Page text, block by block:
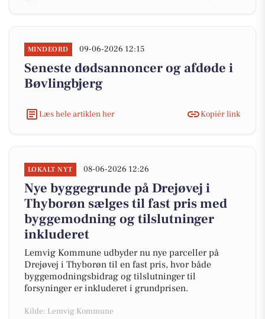
MINDEORD 09-06-2026 12:15
Seneste dødsannoncer og afdøde i
Bøvlingbjerg
Læs hele artiklen her Kopiér link
LOKALT NYT 08-06-2026 12:26
Nye byggegrunde på Drejøvej i
Thyborøn sælges til fast pris med
byggemodning og tilslutninger
inkluderet
Lemvig Kommune udbyder nu nye parceller på
Drejøvej i Thyborøn til en fast pris, hvor både
byggemodningsbidrag og tilslutninger til
forsyninger er inkluderet i grundprisen.
Kilde: Lemvig Kommune